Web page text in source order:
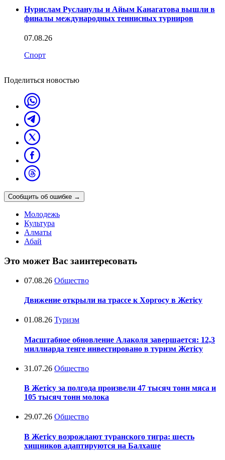
Нурислам Русланулы и Айым Канагатова вышли в
финалы международных теннисных турниров
07.08.26
Спорт
Поделиться новостью
Сообщить об ошибке →
Молодежь
Культура
Алматы
Абай
Это может Вас заинтересовать
07.08.26 Общество
Движение открыли на трассе к Хоргосу в Жетісу
01.08.26 Туризм
Масштабное обновление Алаколя завершается: 12,3
миллиарда тенге инвестировано в туризм Жетісу
31.07.26 Общество
В Жетісу за полгода произвели 47 тысяч тонн мяса и
105 тысяч тонн молока
29.07.26 Общество
В Жетісу возрождают туранского тигра: шесть
хищников адаптируются на Балхаше